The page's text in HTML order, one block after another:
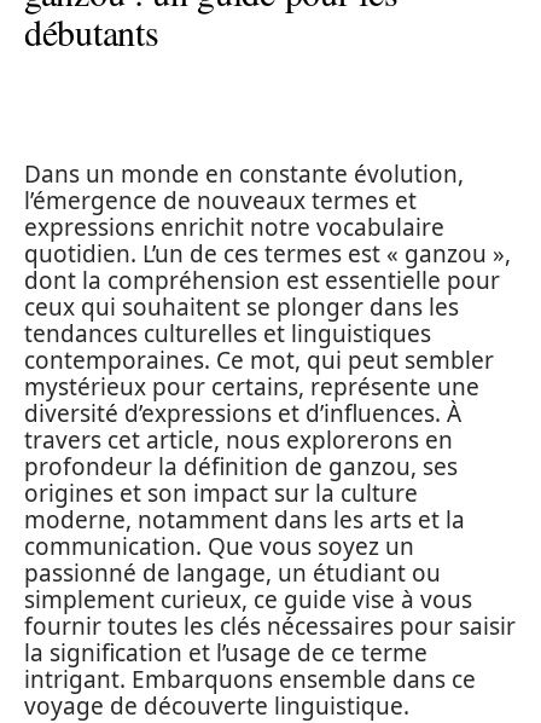
débutants
Dans un monde en constante évolution,
l’émergence de nouveaux termes et
expressions enrichit notre vocabulaire
quotidien. L’un de ces termes est « ganzou »,
dont la compréhension est essentielle pour
ceux qui souhaitent se plonger dans les
tendances culturelles et linguistiques
contemporaines. Ce mot, qui peut sembler
mystérieux pour certains, représente une
diversité d’expressions et d’influences. À
travers cet article, nous explorerons en
profondeur la définition de ganzou, ses
origines et son impact sur la culture
moderne, notamment dans les arts et la
communication. Que vous soyez un
passionné de langage, un étudiant ou
simplement curieux, ce guide vise à vous
fournir toutes les clés nécessaires pour saisir
la signification et l’usage de ce terme
intrigant. Embarquons ensemble dans ce
voyage de découverte linguistique.